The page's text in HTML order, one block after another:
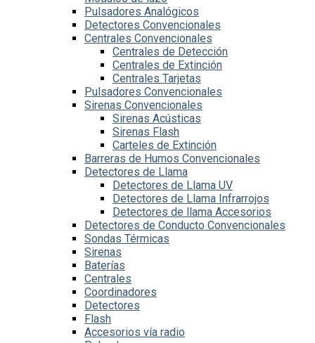
Pulsadores Analógicos
Detectores Convencionales
Centrales Convencionales
Centrales de Detección
Centrales de Extinción
Centrales Tarjetas
Pulsadores Convencionales
Sirenas Convencionales
Sirenas Acústicas
Sirenas Flash
Carteles de Extinción
Barreras de Humos Convencionales
Detectores de Llama
Detectores de Llama UV
Detectores de Llama Infrarrojos
Detectores de llama Accesorios
Detectores de Conducto Convencionales
Sondas Térmicas
Sirenas
Baterías
Centrales
Coordinadores
Detectores
Flash
Accesorios vía radio